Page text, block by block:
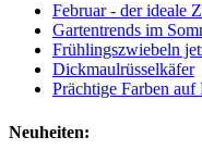
Februar - der ideale
Gartentrends im
Frühlingszwiebeln
Dickmaulrüsselkäfer
Prächtige Farben
Neuheiten: